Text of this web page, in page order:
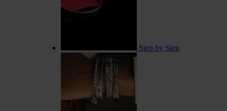
Step by Step